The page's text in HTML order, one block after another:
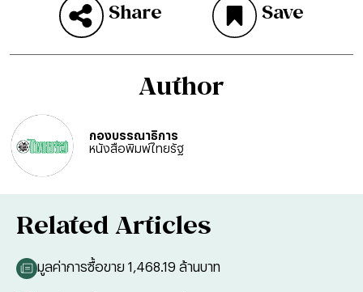
Share Save
Author
กองบรรณาธิการ
หนังสือพิมพ์ไทยรัฐ
Related Articles
มูลค่าการซื้อขาย 1,468.19 ล้านบาท